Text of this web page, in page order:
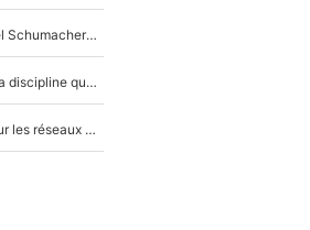
Nouvelle rumeur autour de la santé de Michael Schumacher : Sa femme Corinna sort du silence
F1 - Lewis Hamilton victime de harcèlement, la discipline qui lui a évité le pire : «J'aurais probablement mal tourné»
Lewis Hamilton : Le talent inattendu dévoilé sur les réseaux sociaux qui a impressionné Kim Kardashian pendant leurs vacances en amoureux !